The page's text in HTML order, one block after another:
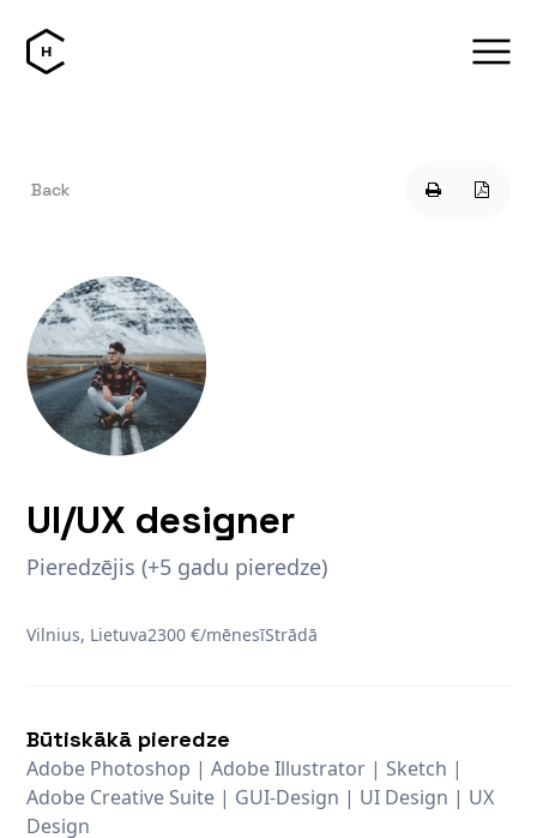
Back
UI/UX designer
Pieredzējis (+5 gadu pieredze)
Vilnius, Lietuva2300 €/mēnesīStrādā
Būtiskākā pieredze
Adobe Photoshop | Adobe Illustrator | Sketch |
Adobe Creative Suite | GUI-Design | UI Design | UX
Design